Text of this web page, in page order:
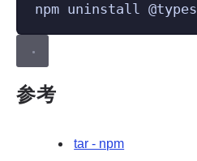
npm uninstall
参考
tar - npm